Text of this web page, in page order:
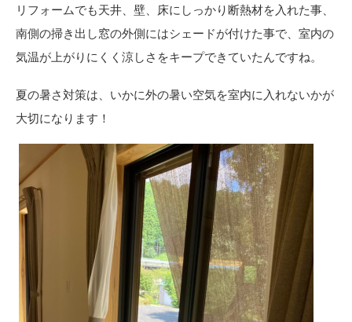
リフォームでも天井、壁、床にしっかり断熱材を入れた事、
南側の掃き出し窓の外側にはシェードが付けた事で、室内の
気温が上がりにくく涼しさをキープできていたんですね。
夏の暑さ対策は、いかに外の暑い空気を室内に入れないかが
大切になります！